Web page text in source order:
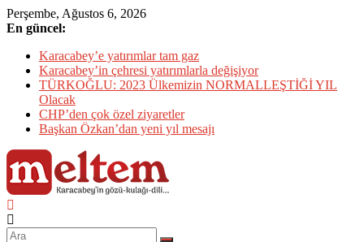
Skip
to
Perşembe, Ağustos 6, 2026
En güncel:
Karacabey’e yatırımlar tam gaz
Karacabey’in çehresi yatırımlarla değişiyor
TÜRKOĞLU: 2023 Ülkemizin NORMALLEŞTİĞİ YIL
Olacak
CHP’den çok özel ziyaretler
Başkan Özkan’dan yeni yıl mesajı
Karacabey